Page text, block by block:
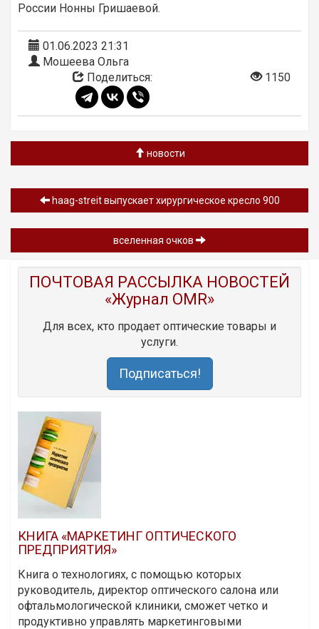
России Нонны Гришаевой.
01.06.2023 21:31
Мошеева Ольга
Поделиться:
1150
новости
haag-streit выпускает хирургическое кресло 900
вселенная очков
ПОЧТОВАЯ РАССЫЛКА НОВОСТЕЙ
«Журнал OMR»
Для всех, кто продает оптические товары и
услуги.
Подписаться!
КНИГА «МАРКЕТИНГ ОПТИЧЕСКОГО
ПРЕДПРИЯТИЯ»
Книга о технологиях, с помощью которых
руководитель, директор оптического салона или
офтальмологической клиники, сможет четко и
продуктивно управлять маркетинговыми